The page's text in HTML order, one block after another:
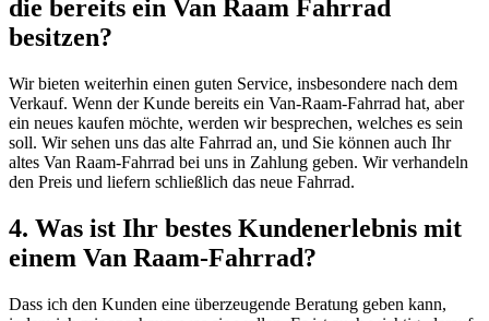
die bereits ein Van Raam Fahrrad
besitzen?
Wir bieten weiterhin einen guten Service, insbesondere nach dem
Verkauf. Wenn der Kunde bereits ein Van-Raam-Fahrrad hat, aber
ein neues kaufen möchte, werden wir besprechen, welches es sein
soll. Wir sehen uns das alte Fahrrad an, und Sie können auch Ihr
altes Van Raam-Fahrrad bei uns in Zahlung geben. Wir verhandeln
den Preis und liefern schließlich das neue Fahrrad.
4. Was ist Ihr bestes Kundenerlebnis mit
einem Van Raam-Fahrrad?
Dass ich den Kunden eine überzeugende Beratung geben kann,